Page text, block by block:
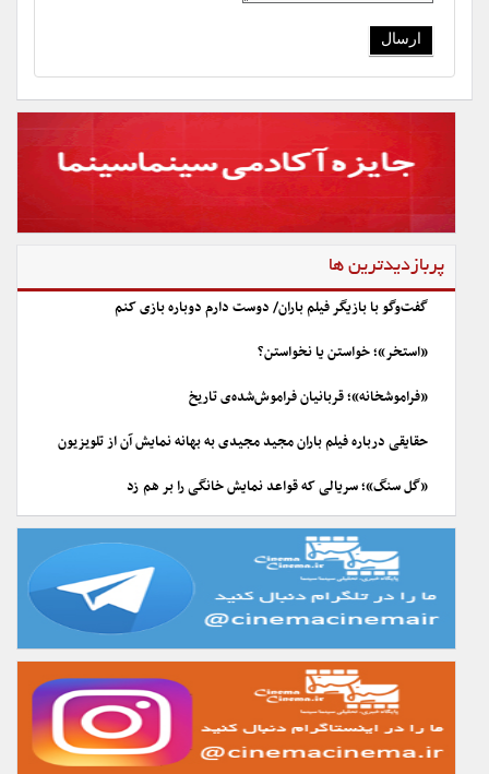
پربازدیدترین ها
گفت‌وگو با بازیگر فیلم باران/ دوست دارم دوباره بازی کنم
«استخر»؛ خواستن یا نخواستن؟
«فراموشخانه»؛ قربانیان فراموش‌شده‌ی تاریخ
حقایقی درباره فیلم باران مجید مجیدی به بهانه نمایش آن از تلویزیون
«گل سنگ»؛ سریالی که قواعد نمایش خانگی را بر هم زد